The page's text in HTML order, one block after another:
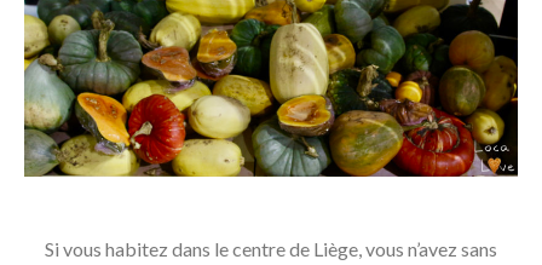
Si vous habitez dans le centre de Liège, vous n’avez sans